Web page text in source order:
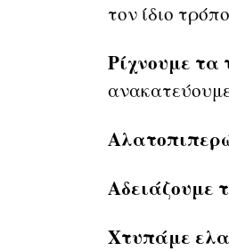
τον ίδιο
Ρίχνουμε τα
Αδειάζουμε
Χτυπάμε